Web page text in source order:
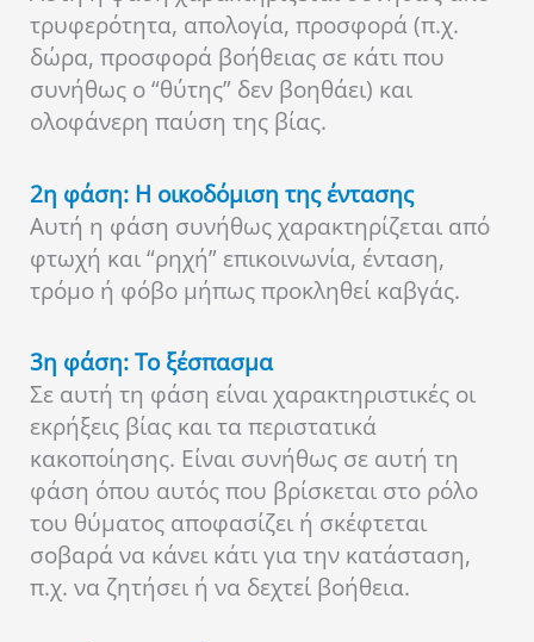
τρυφερότητα, απολογία, προσφορά (π.χ.
δώρα, προσφορά βοήθειας σε κάτι που
συνήθως ο “θύτης” δεν βοηθάει) και
ολοφάνερη παύση της βίας.
2η φάση: Η οικοδόμιση της έντασης
Αυτή η φάση συνήθως χαρακτηρίζεται από
φτωχή και “ρηχή” επικοινωνία, ένταση,
τρόμο ή φόβο μήπως προκληθεί καβγάς.
3η φάση: Το ξέσπασμα
Σε αυτή τη φάση είναι χαρακτηριστικές οι
εκρήξεις βίας και τα περιστατικά
κακοποίησης. Είναι συνήθως σε αυτή τη
φάση όπου αυτός που βρίσκεται στο ρόλο
του θύματος αποφασίζει ή σκέφτεται
σοβαρά να κάνει κάτι για την κατάσταση,
π.χ. να ζητήσει ή να δεχτεί βοήθεια.